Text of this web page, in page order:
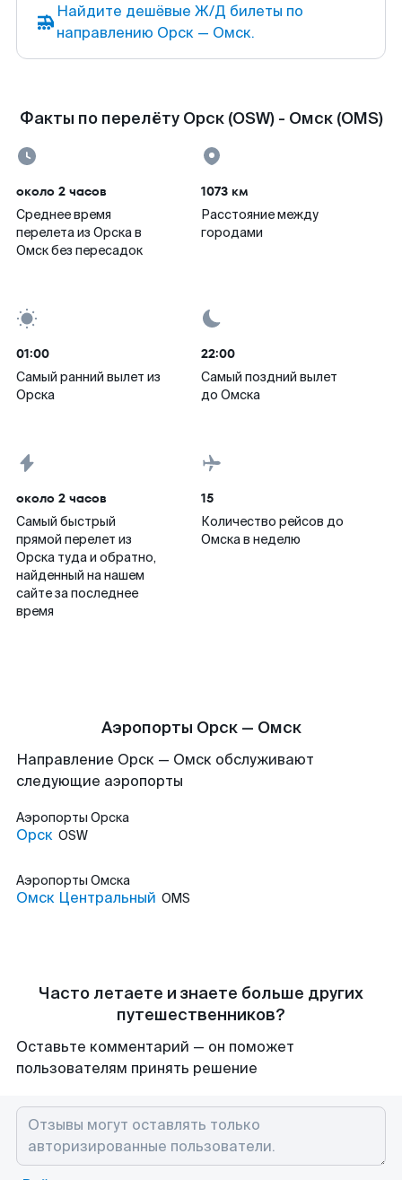
Найдите дешёвые Ж/Д билеты по
направлению Орск — Омск.
Факты по перелёту Орск (OSW) - Омск (OMS)
около 2 часов
Среднее время
перелета из Орска в
Омск без пересадок
1073 км
Расстояние между
городами
01:00
Самый ранний вылет из
Орска
22:00
Самый поздний вылет
до Омска
около 2 часов
Самый быстрый
прямой перелет из
Орска туда и обратно,
найденный на нашем
сайте за последнее
время
15
Количество рейсов до
Омска в неделю
Аэропорты Орск — Омск
Направление Орск — Омск обслуживают
следующие аэропорты
Аэропорты Орска
Орск OSW
Аэропорты Омска
Омск Центральный OMS
Часто летаете и знаете больше других
путешественников?
Оставьте комментарий — он поможет
пользователям принять решение